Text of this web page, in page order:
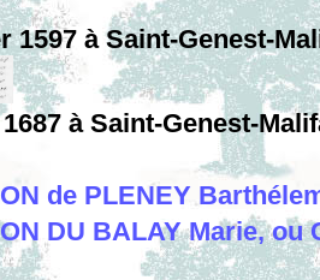
1597 à Saint-Genest-
à Saint-Genest-
de PLENEY
DU BALAY Marie, ou